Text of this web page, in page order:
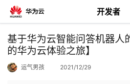
开发者
返
回
基于华为云智能问答机器人
的华为云体验之旅】
运气男孩 2021/12/29